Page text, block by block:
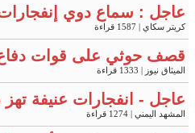
عاجل : سماع دوي
كريتر سكاي | 1587 قراءة
قصف حوثي على قوات
الميثاق نيوز | 1333 قراءة
عاجل - انفجارات عنيفة تهز
المشهد اليمني | 1274 قراءة